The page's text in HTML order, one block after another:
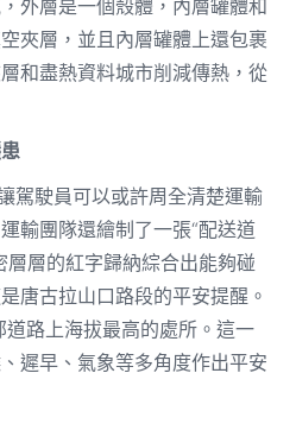
外層是一個殼體，內層罐體和
夾層，並且內層罐體上還包裹
和盡熱資料城市削減傳熱，從
駕駛員可以或許周全清楚運輸
輸團隊還繪制了一張“配送道
層層的紅字歸納綜合出能夠碰
唐古拉山口路段的平安提醒。
路上海拔最高的處所。這一
遲早、氣象等多角度作出平安